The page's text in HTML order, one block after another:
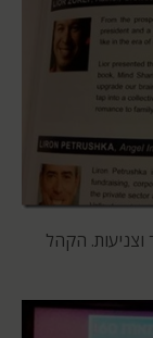
וצניעות. הקהל